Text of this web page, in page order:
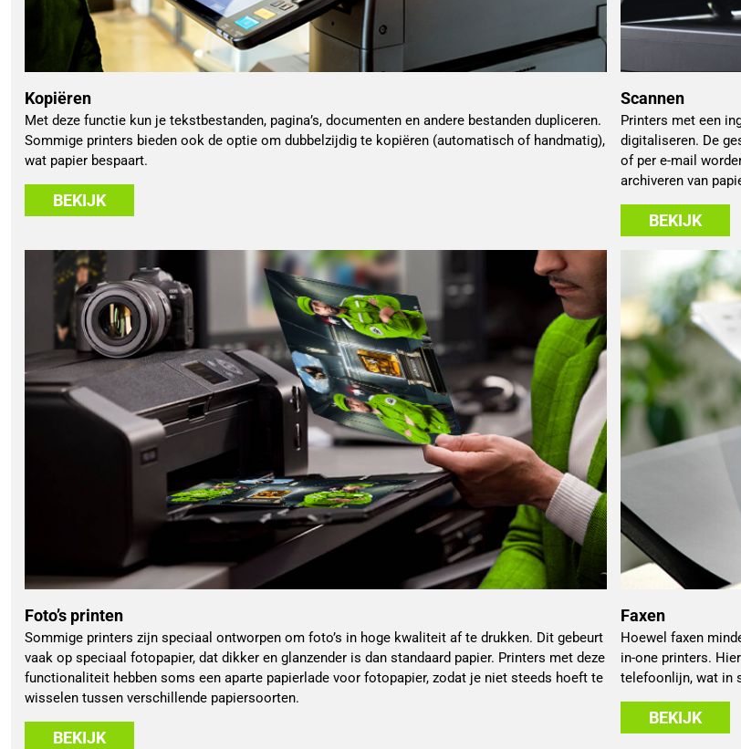
Kopiëren
Met deze functie kun je tekstbestanden, pagina’s, documenten en andere bestanden dupliceren.
Sommige printers bieden ook de optie om dubbelzijdig te kopiëren (automatisch of handmatig),
wat papier bespaart.
BEKIJK
Scannen
Printers met een
digitaliseren. De
of per e-mail
archiveren van
BEKIJK
Foto’s printen
Sommige printers zijn speciaal ontworpen om foto’s in hoge kwaliteit af te drukken. Dit gebeurt
vaak op speciaal fotopapier, dat dikker en glanzender is dan standaard papier. Printers met deze
functionaliteit hebben soms een aparte papierlade voor fotopapier, zodat je niet steeds hoeft te
wisselen tussen verschillende papiersoorten.
BEKIJK
Faxen
Hoewel faxen
in-one printers.
telefoonlijn, wat in
BEKIJK